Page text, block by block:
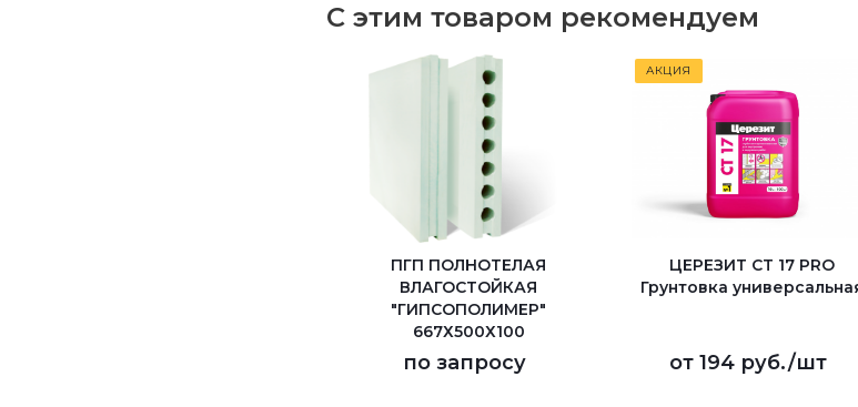
С этим товаром рекомендуем
ПГП ПОЛНОТЕЛАЯ
ВЛАГОСТОЙКАЯ
"ГИПСОПОЛИМЕР"
667Х500Х100
по запросу
АКЦИЯ
ЦЕРЕЗИТ CT 17 PRO
Грунтовка
от 194 руб./шт